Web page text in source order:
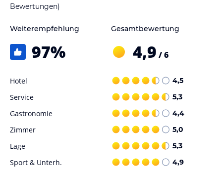
Bewertungen)
Weiterempfehlung
97%
Gesamtbewertung
4,9 / 6
Hotel 4,5
Service 5,3
Gastronomie 4,4
Zimmer 5,0
Lage 5,3
Sport & Unterh. 4,9